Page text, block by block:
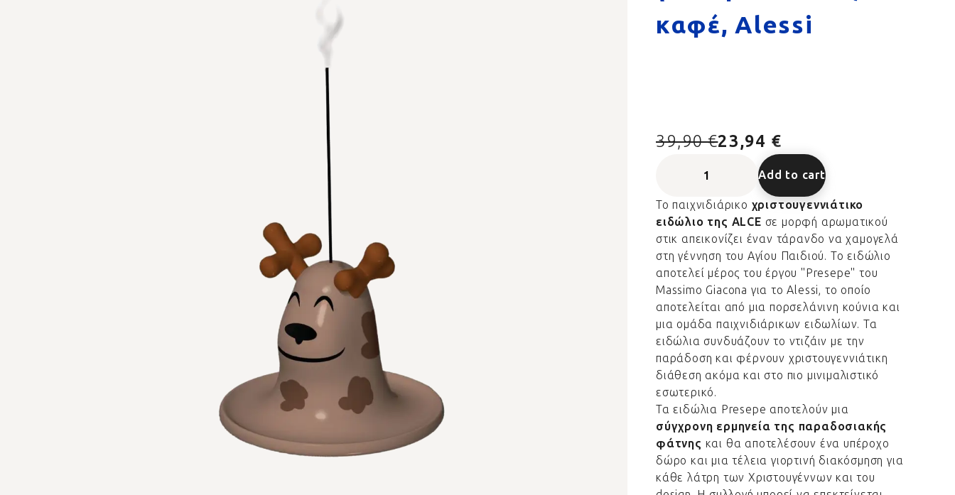
καφέ, Alessi
39,90 €23,94 €
Add to cart
Το παιχνιδιάρικο χριστουγεννιάτικο
ειδώλιο της ALCE σε μορφή αρωματικού
στικ απεικονίζει έναν τάρανδο να χαμογελά
στη γέννηση του Αγίου Παιδιού. Το ειδώλιο
αποτελεί μέρος του έργου "Presepe" του
Massimo Giacona για το Alessi, το οποίο
αποτελείται από μια πορσελάνινη κούνια και
μια ομάδα παιχνιδιάρικων ειδωλίων. Τα
ειδώλια συνδυάζουν το ντιζάιν με την
παράδοση και φέρνουν χριστουγεννιάτικη
διάθεση ακόμα και στο πιο μινιμαλιστικό
εσωτερικό.
Τα ειδώλια Presepe αποτελούν μια
σύγχρονη ερμηνεία της παραδοσιακής
φάτνης και θα αποτελέσουν ένα υπέροχο
δώρο και μια τέλεια γιορτινή διακόσμηση για
κάθε λάτρη των Χριστουγέννων και του